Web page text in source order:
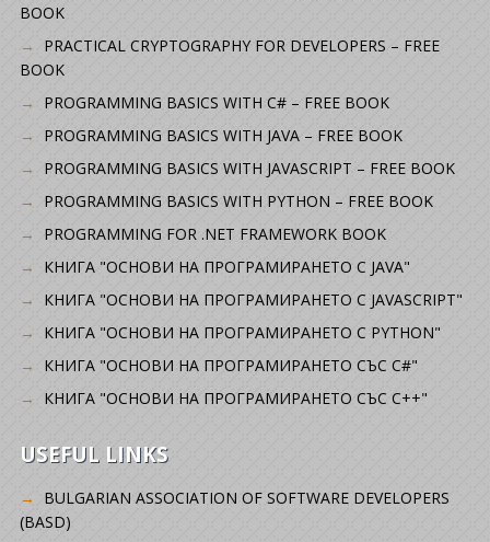
BOOK
PRACTICAL CRYPTOGRAPHY FOR DEVELOPERS – FREE
BOOK
PROGRAMMING BASICS WITH C# – FREE BOOK
PROGRAMMING BASICS WITH JAVA – FREE BOOK
PROGRAMMING BASICS WITH JAVASCRIPT – FREE BOOK
PROGRAMMING BASICS WITH PYTHON – FREE BOOK
PROGRAMMING FOR .NET FRAMEWORK BOOK
КНИГА "ОСНОВИ НА ПРОГРАМИРАНЕТО С JAVA"
КНИГА "ОСНОВИ НА ПРОГРАМИРАНЕТО С JAVASCRIPT"
КНИГА "ОСНОВИ НА ПРОГРАМИРАНЕТО С PYTHON"
КНИГА "ОСНОВИ НА ПРОГРАМИРАНЕТО СЪС C#"
КНИГА "ОСНОВИ НА ПРОГРАМИРАНЕТО СЪС C++"
USEFUL LINKS
BULGARIAN ASSOCIATION OF SOFTWARE DEVELOPERS
(BASD)